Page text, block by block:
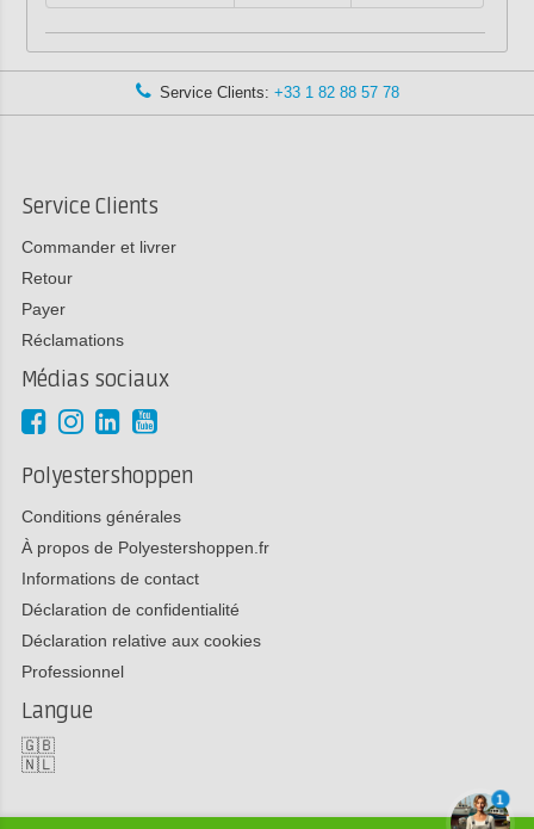
Service Clients: +33 1 82 88 57 78
Service Clients
Commander et livrer
Retour
Payer
Réclamations
Médias sociaux
Polyestershoppen
Conditions générales
À propos de Polyestershoppen.fr
Informations de contact
Déclaration de confidentialité
Déclaration relative aux cookies
Professionnel
Langue
🇬🇧
🇳🇱
1